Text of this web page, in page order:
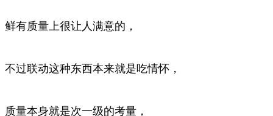
鲜有质量上很让人满意的，
不过联动这种东西本来就是吃情怀，
质量本身就是次一级的考量，